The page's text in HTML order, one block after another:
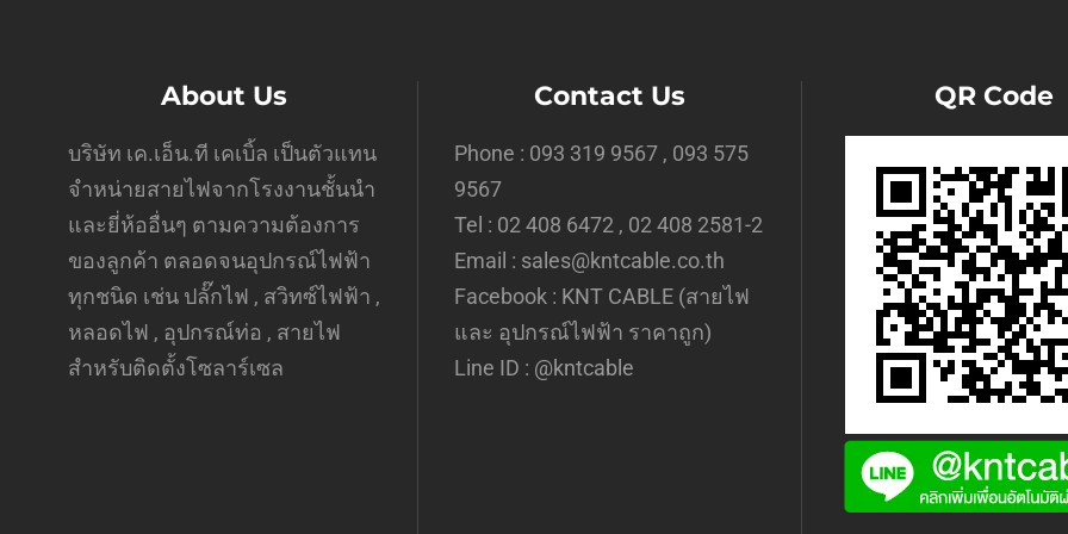
About Us
บริษัท เค.เอ็น.ที เคเบิ้ล เป็นตัวแทน
จำหน่ายสายไฟจากโรงงานชั้นนำ
และยี่ห้ออื่นๆ ตามความต้องการ
ของลูกค้า ตลอดจนอุปกรณ์ไฟฟ้า
ทุกชนิด เช่น ปลั๊กไฟ , สวิทซ์ไฟฟ้า ,
หลอดไฟ , อุปกรณ์ท่อ , สายไฟ
สำหรับติดตั้งโซลาร์เซล
Contact Us
Phone : 093 319 9567 , 093 575
9567
Tel : 02 408 6472 , 02 408 2581-2
Email : sales@kntcable.co.th
Facebook : KNT CABLE (สายไฟ
และ อุปกรณ์ไฟฟ้า ราคาถูก)
Line ID : @kntcable
QR Code